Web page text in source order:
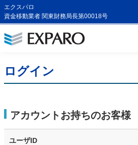
エクスパロ
資金移動業者 関東財務局長第00018号
ログイン
アカウントお持ちのお客様
ユーザID